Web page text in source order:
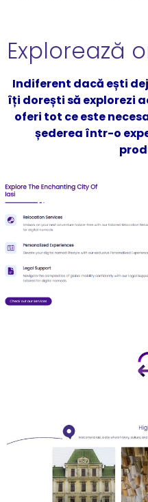
Explorează
Indiferent dacă ești
îți dorești să explorezi
oferi tot ce este
șederea într-o